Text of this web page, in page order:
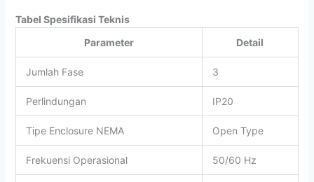
Tabel Spesifikasi Teknis
Parameter
Detail
Jumlah Fase 3
Perlindungan IP20
Tipe Enclosure NEMA Open Type
Frekuensi Operasional 50/60 Hz